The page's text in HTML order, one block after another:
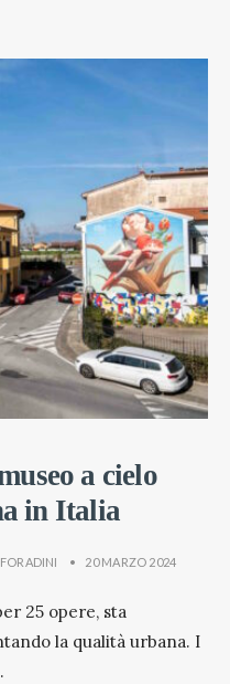
a cielo
in Italia
• 20 MARZO 2024
25 opere, sta
la qualità urbana. I